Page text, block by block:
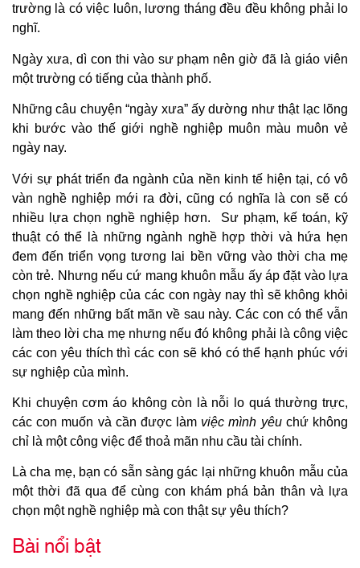
trường là có việc luôn, lương tháng đều đều không phải lo
nghĩ.
Ngày xưa, dì con thi vào sư phạm nên giờ đã là giáo viên
một trường có tiếng của thành phố.
Những câu chuyện “ngày xưa” ấy dường như thật lạc lõng
khi bước vào thế giới nghề nghiệp muôn màu muôn vẻ
ngày nay.
Với sự phát triển đa ngành của nền kinh tế hiện tại, có vô
vàn nghề nghiệp mới ra đời, cũng có nghĩa là con sẽ có
nhiều lựa chọn nghề nghiệp hơn. Sư phạm, kế toán, kỹ
thuật có thể là những ngành nghề hợp thời và hứa hẹn
đem đến triển vọng tương lai bền vững vào thời cha mẹ
còn trẻ. Nhưng nếu cứ mang khuôn mẫu ấy áp đặt vào lựa
chọn nghề nghiệp của các con ngày nay thì sẽ không khỏi
mang đến những bất mãn về sau này. Các con có thể vẫn
làm theo lời cha mẹ nhưng nếu đó không phải là công việc
các con yêu thích thì các con sẽ khó có thể hạnh phúc với
sự nghiệp của mình.
Khi chuyện cơm áo không còn là nỗi lo quá thường trực,
các con muốn và cần được làm việc mình yêuchứ không
chỉ là một công việc để thoả mãn nhu cầu tài chính.
Là cha mẹ, bạn có sẵn sàng gác lại những khuôn mẫu của
một thời đã qua để cùng con khám phá bản thân và lựa
chọn một nghề nghiệp mà con thật sự yêu thích?
Bài nổi bật